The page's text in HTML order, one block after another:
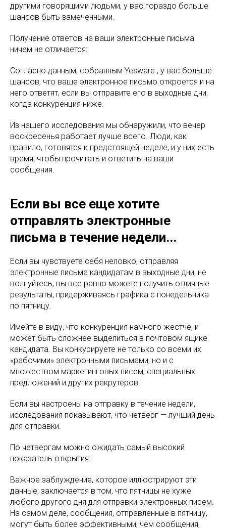
другими говорящими людьми, у вас гораздо больше
шансов быть замеченными.
Получение ответов на ваши электронные письма
ничем не отличается:
Согласно данным, собранным Yesware , у вас больше
шансов, что ваше электронное письмо откроется и на
него ответят, если вы отправите его в выходные дни,
когда конкуренция ниже.
Из нашего исследования мы обнаружили, что вечер
воскресенья работает лучше всего. Люди, как
правило, готовятся к предстоящей неделе, и у них есть
время, чтобы прочитать и ответить на ваши
сообщения.
Если вы все еще хотите
отправлять электронные
письма в течение недели...
Если вы чувствуете себя неловко, отправляя
электронные письма кандидатам в выходные дни, не
волнуйтесь, вы все равно можете получить отличные
результаты, придерживаясь графика с понедельника
по пятницу.
Имейте в виду, что конкуренция намного жестче, и
может быть сложнее выделиться в почтовом ящике
кандидата. Вы конкурируете не только со всеми их
«рабочими» электронными письмами, но и с
множеством маркетинговых писем, специальных
предложений и других рекрутеров.
Если вы настроены на отправку в течение недели,
исследования показывают, что четверг — лучший день
для отправки.
По четвергам можно ожидать самый высокий
показатель открытия:
Важное заблуждение, которое иллюстрируют эти
данные, заключается в том, что пятницы не хуже
любого другого дня для отправки электронных писем.
На самом деле, сообщения, отправленные в пятницу,
могут быть более эффективными, чем сообщения,